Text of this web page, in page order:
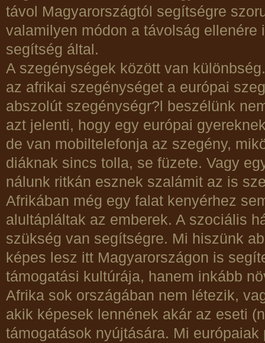
távol Magyarországtól segítségre
valamilyen módon a távolság ellenére
segítség által.
A szegénységek között van
az afrikai szegénységet a európai
abszolút szegénységr?l beszélünk
azt jelenti, hogy egy európai
de van mobiltelefonja az szegény,
diáknak sincs tolla, se füzete. Vagy
nálunk ritkán esznek szalámit az is
Afrikában még egy falat kenyérhez
alultápláltak az emberek. A szociális
szükség van segítségre. Mi hiszünk
képes lesz itt Magyarországon is
támogatási kultúrája, hanem inkább
Afrika sok országában nem létezik,
akik képesek lennének akár az eseti
támogatások nyújtására. Mi